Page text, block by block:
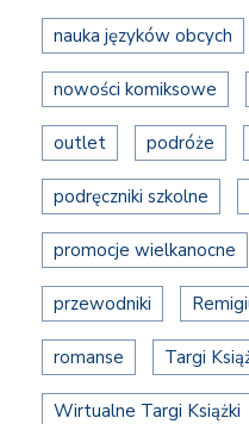
nauka języków obcych
nowości komiksowe
outlet podróże
podręczniki szkolne
promocje wielkanocne
przewodniki
romanse Targi
Wirtualne Targi Książki